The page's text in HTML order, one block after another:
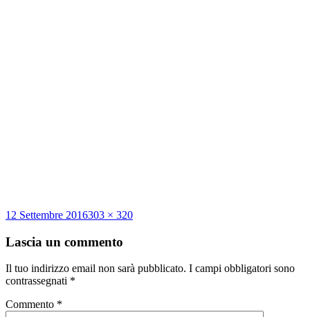
Scritto
12 Settembre 2016Dimensione
303 × 320
Lascia un commento
Il tuo indirizzo email non sarà pubblicato. I campi obbligatori sono
contrassegnati *
Commento *